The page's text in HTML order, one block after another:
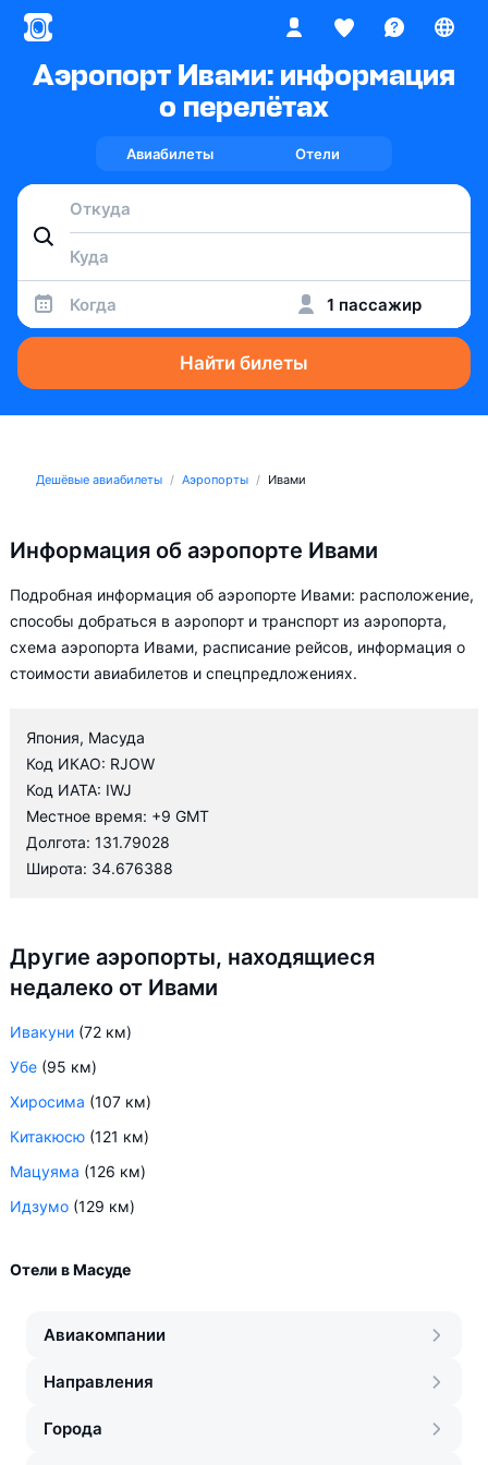
Аэропорт Ивами: информация
о перелётах
Авиабилеты Отели
Когда 1 пассажир
Найти билеты
Дешёвые авиабилеты Аэропорты Ивами
Информация об аэропорте Ивами
Подробная информация об аэропорте Ивами: расположение,
способы добраться в аэропорт и транспорт из аэропорта,
схема аэропорта Ивами, расписание рейсов, информация о
стоимости авиабилетов и спецпредложениях.
Япония, Масуда
Код ИКАО: RJOW
Код ИАТА: IWJ
Местное время: +9 GMT
Долгота: 131.79028
Широта: 34.676388
Другие аэропорты, находящиеся
недалеко от Ивами
Ивакуни (72 км)
Убе (95 км)
Хиросима (107 км)
Китакюсю (121 км)
Мацуяма (126 км)
Идзумо (129 км)
Отели в Масуде
Авиакомпании
Направления
Города